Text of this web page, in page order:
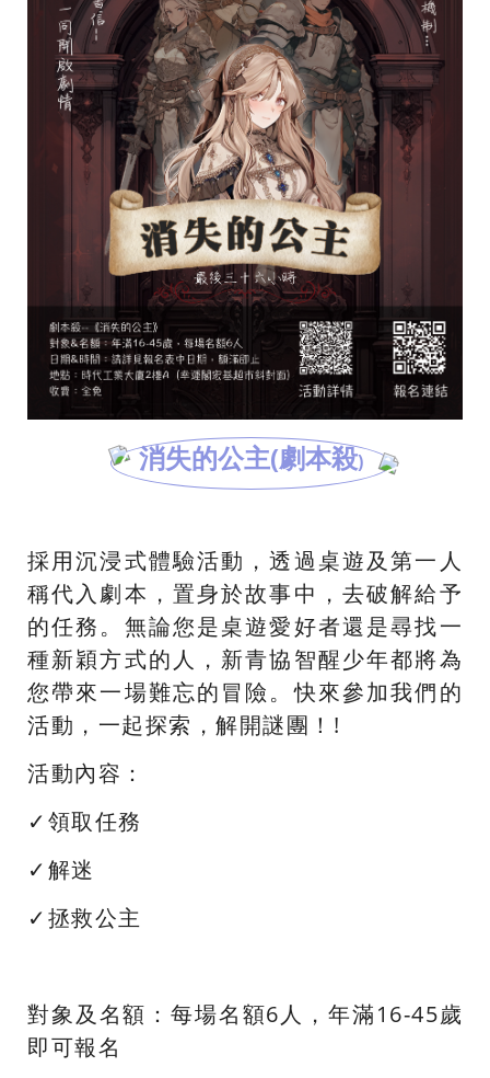
消失的公主(劇本殺)
採用沉浸式體驗活動，透過桌遊及第一人
稱代入劇本，置身於故事中，去破解給予
的任務。無論您是桌遊愛好者還是尋找一
種新穎方式的人，新青協智醒少年都將為
您帶來一場難忘的冒險。快來參加我們的
活動，一起探索，解開謎團！!
活動內容：
✓領取任務
✓解迷
✓拯救公主
對象及名額：每場名額6人，年滿16-45歲
即可報名